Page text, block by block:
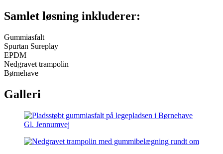
Samlet løsning inkluderer:
Gummiasfalt
Spurtan Sureplay
EPDM
Nedgravet trampolin
Børnehave
Galleri